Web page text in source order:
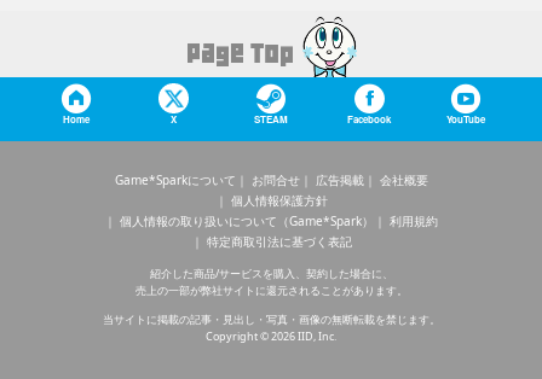
Home X STEAM Facebook YouTube
Game*Sparkについて お問合せ 広告掲載
会社概要
個人情報保護方針
個人情報の取り扱いについて（Game*Spark）
利用規約
特定商取引法に基づく表記
紹介した商品/サービスを購入、契約した場合に、
売上の一部が弊社サイトに還元されることがあります。
当サイトに掲載の記事・見出し・写真・画像の無断転載を禁じます。
Copyright © 2026 IID, Inc.